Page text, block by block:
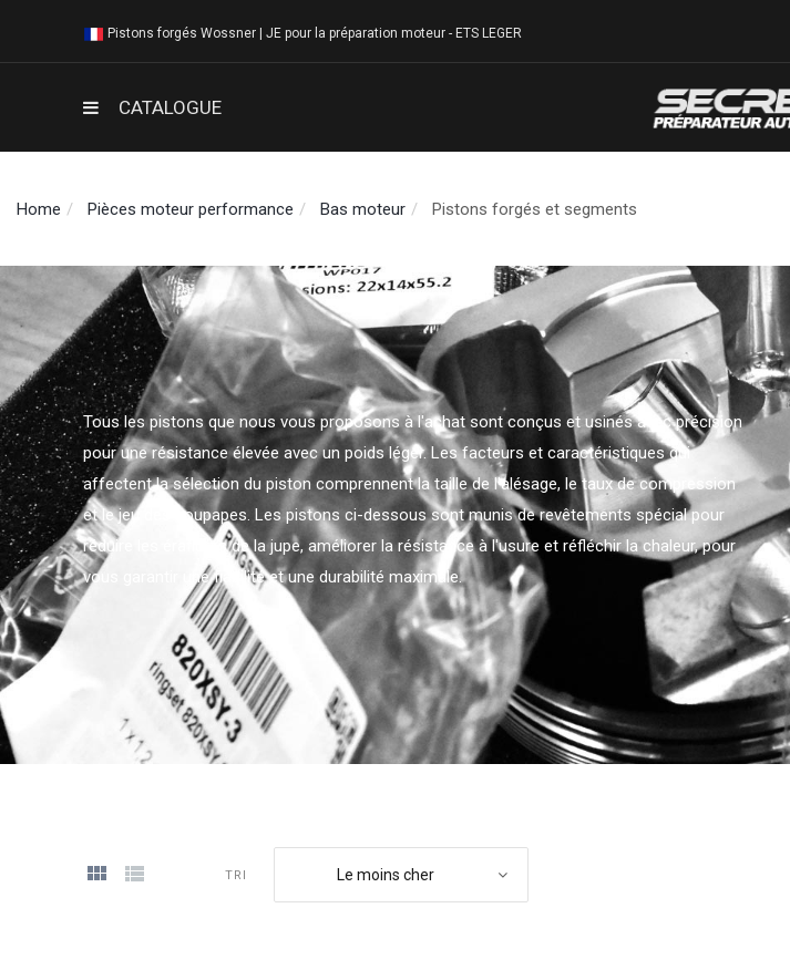
Pistons forgés Wossner | JE pour la préparation moteur - ETS LEGER
CATALOGUE
Home Pièces moteur performance Bas moteur Pistons forgés et segments
Tous les pistons que nous vous proposons à l'achat sont conçus et usinés avec précision
pour une résistance élevée avec un poids léger. Les facteurs et caractéristiques qui
affectent la sélection du piston comprennent la taille de l'alésage, le taux de compression
et le jeu des soupapes. Les pistons ci-dessous sont munis de revêtements spécial pour
réduire les éraflures de la jupe, améliorer la résistance à l'usure et réfléchir la chaleur, pour
vous garantir une fiabilité et une durabilité maximale.
TRI Le moins cher